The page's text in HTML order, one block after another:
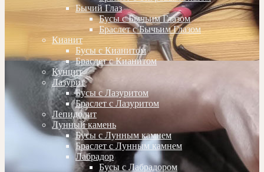
Бычий Глаз
Бусы с Бычьим Глазом
Браслет с Бычьим Глазом
Кианит
Бусы с Кианитом
Браслет с Кианитом
Кунцит
Лазурит
Бусы с Лазуритом
Браслет с Лазуритом
Лепидолит
Лунный камень
Бусы с Лунным камнем
Браслет с Лунным камнем
Лабрадор
Бусы с Лабрадором